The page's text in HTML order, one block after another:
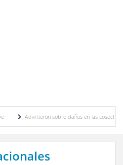
Advirtieron sobre daños en las cosechas de los